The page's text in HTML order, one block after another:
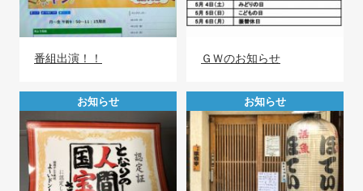
番組出演！！ ＧＷのお知らせ
お知らせ お知らせ